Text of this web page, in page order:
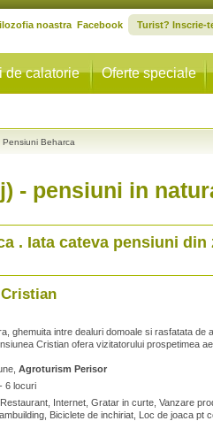
de calatorie Oferte speciale
noastra Facebook Turist? Inscrie-
Pensiuni Beharca
- pensiuni in
. Iata cateva pensiuni din
ghemuita intre dealuri domoale si rasfatata de
Cristian ofera vizitatorului prospetimea
Agroturism Perisor
6 locuri
Internet, Gratar in curte, Vanzare
Biciclete de inchiriat, Loc de joaca pt